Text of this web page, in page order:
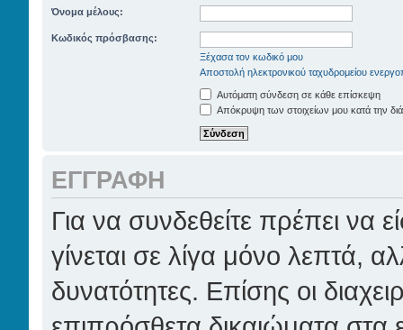
Όνομα μέλους:
Κωδικός πρόσβασης:
Ξέχασα τον κωδικό μου
Αποστολή ηλεκτρονικού ταχυδρομείου
Αυτόματη σύνδεση σε κάθε επίσκεψη
Απόκρυψη των στοιχείων μου κατά την
ΕΓΓΡΑΦΉ
Για να συνδεθείτε πρέπει να
γίνεται σε λίγα μόνο λεπτά,
δυνατότητες. Επίσης οι